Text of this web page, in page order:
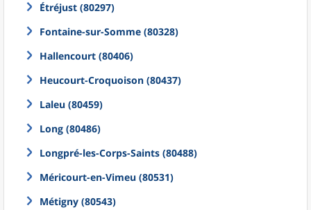
Étréjust (80297)
Fontaine-sur-Somme (80328)
Hallencourt (80406)
Heucourt-Croquoison (80437)
Laleu (80459)
Long (80486)
Longpré-les-Corps-Saints (80488)
Méricourt-en-Vimeu (80531)
Métigny (80543)